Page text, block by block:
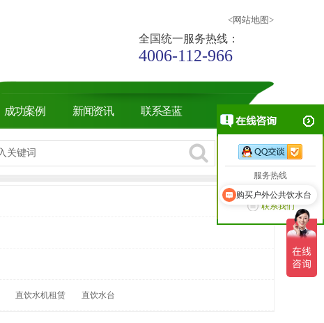
全国统一服务热线：
4006-112-966
<网站地图>
成功案例 新闻资讯 联系圣蓝
直饮水机租赁 直饮水台
服务热线
+86-4006-112-966
联系我们
购买户外公共饮水台
招标项目合作